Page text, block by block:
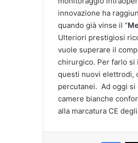
innovazione ha
quando già vinse il “
Ulteriori prestigiosi
vuole superare il
chirurgico. Per farlo
questi nuovi elettrodi,
percutanei. Ad oggi si
camere bianche
alla marcatura CE